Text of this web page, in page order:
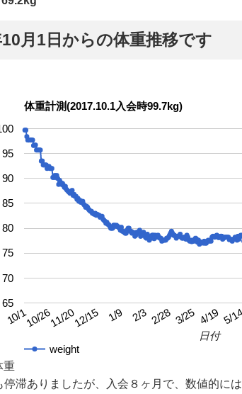
月1日からの体重推移です
体重計測(2017.10.1入会時99.7kg)
weight
10/110/2611/2012/15 1/9 2/3 2/28 3/25 4/19 5/
65
70
75
80
85
90
95
日付
重
停滞ありましたが、入会８ヶ月で、数値的に